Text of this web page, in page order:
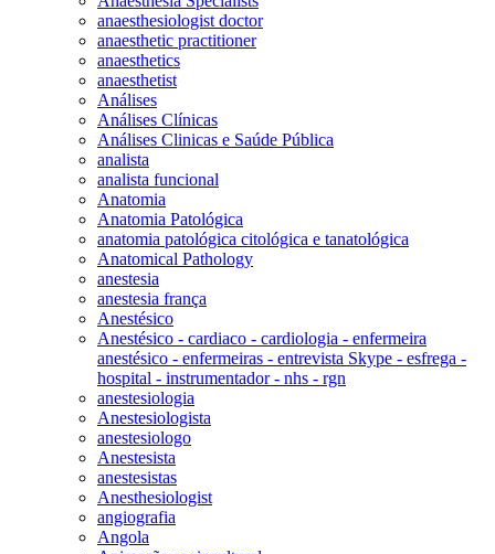
anaesthesiologist doctor
anaesthetic practitioner
anaesthetics
anaesthetist
Análises
Análises Clínicas
Análises Clinicas e Saúde Pública
analista
analista funcional
Anatomia
Anatomia Patológica
anatomia patológica citológica e tanatológica
Anatomical Pathology
anestesia
anestesia frança
Anestésico
Anestésico - cardiaco - cardiologia - enfermeira
anestésico - enfermeiras - entrevista Skype - esfrega -
hospital - instrumentador - nhs - rgn
anestesiologia
Anestesiologista
anestesiologo
Anestesista
anestesistas
Anesthesiologist
angiografia
Angola